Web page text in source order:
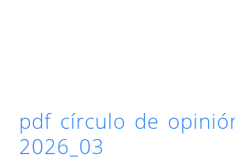
pdf círculo de
2026_03